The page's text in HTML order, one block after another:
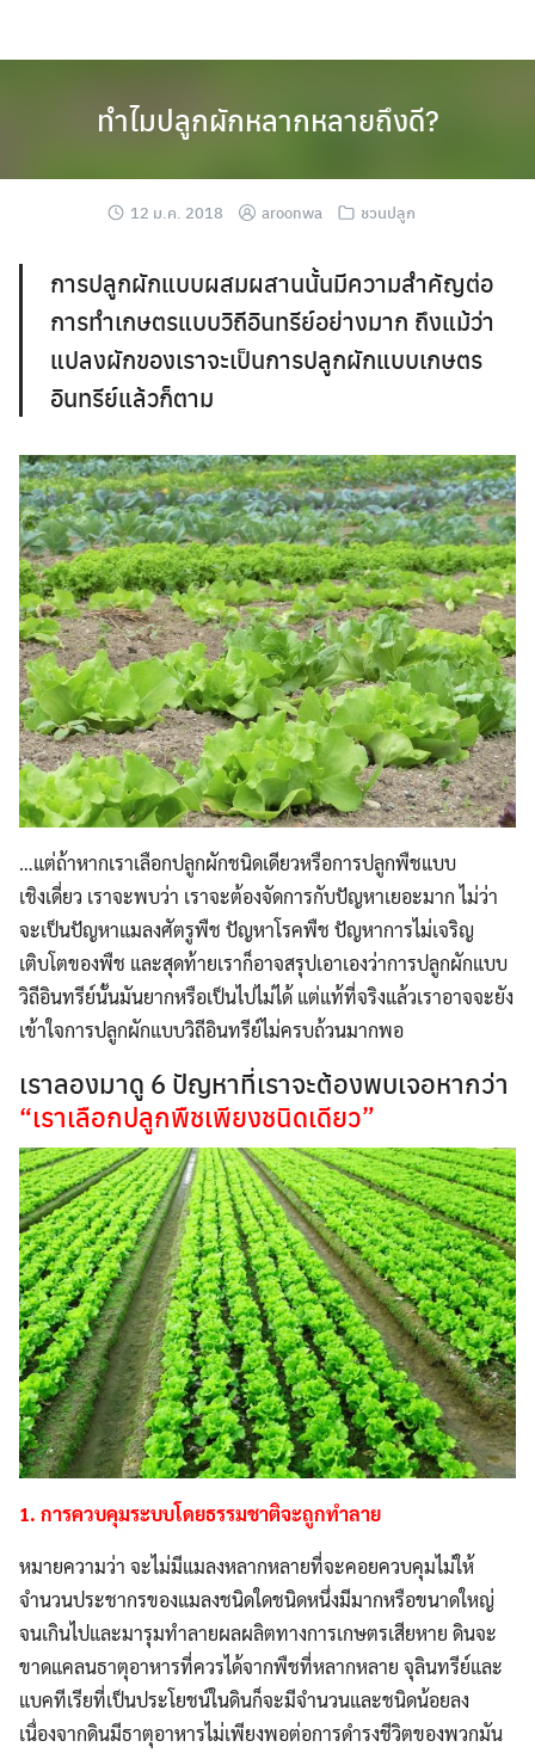
ทำไมปลูกผักหลากหลายถึงดี?
12 ม.ค. 2018 aroonwa ชวนปลูก
การปลูกผักแบบผสมผสานนั้นมีความสำคัญต่อ
การทำเกษตรแบบวิถีอินทรีย์อย่างมาก ถึงแม้ว่า
แปลงผักของเราจะเป็นการปลูกผักแบบเกษตร
อินทรีย์แล้วก็ตาม
…แต่ถ้าหากเราเลือกปลูกผักชนิดเดียวหรือการปลูกพืชแบบ
เชิงเดี่ยว เราจะพบว่า เราจะต้องจัดการกับปัญหาเยอะมาก ไม่ว่า
จะเป็นปัญหาแมลงศัตรูพืช ปัญหาโรคพืช ปัญหาการไม่เจริญ
เติบโตของพืช และสุดท้ายเราก็อาจสรุปเอาเองว่าการปลูกผักแบบ
วิถีอินทรีย์นั้นมันยากหรือเป็นไปไม่ได้ แต่แท้ที่จริงแล้วเราอาจจะยัง
เข้าใจการปลูกผักแบบวิถีอินทรีย์ไม่ครบถ้วนมากพอ
เราลองมาดู 6 ปัญหาที่เราจะต้องพบเจอหากว่า
“เราเลือกปลูกพืชเพียงชนิดเดียว”
1. การควบคุมระบบโดยธรรมชาติจะถูกทำลาย
หมายความว่า จะไม่มีแมลงหลากหลายที่จะคอยควบคุมไม่ให้
จำนวนประชากรของแมลงชนิดใดชนิดหนึ่งมีมากหรือขนาดใหญ่
จนเกินไปและมารุมทำลายผลผลิตทางการเกษตรเสียหาย ดินจะ
ขาดแคลนธาตุอาหารที่ควรได้จากพืชที่หลากหลาย จุลินทรีย์และ
แบคทีเรียที่เป็นประโยชน์ในดินก็จะมีจำนวนและชนิดน้อยลง
เนื่องจากดินมีธาตุอาหารไม่เพียงพอต่อการดำรงชีวิตของพวกมัน